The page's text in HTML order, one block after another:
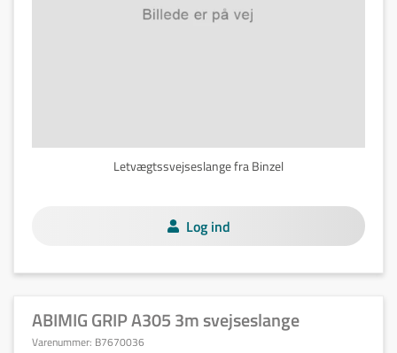
Letvægtssvejseslange fra Binzel
Log ind
ABIMIG GRIP A305 3m svejseslange
Varenummer: B7670036